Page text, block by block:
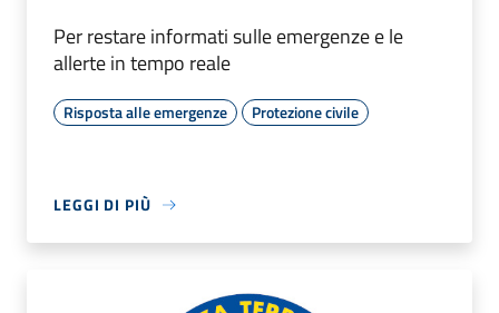
Per restare informati sulle emergenze e le
allerte in tempo reale
Risposta alle emergenze Protezione civile
LEGGI DI PIÙ